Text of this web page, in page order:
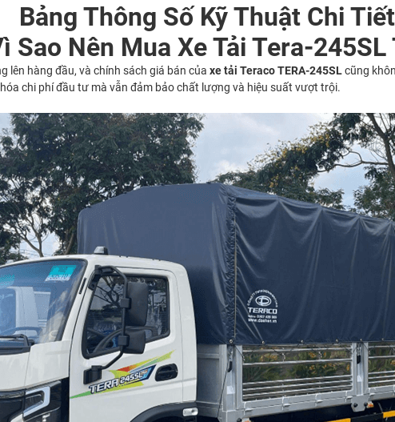
Bảng Thông Số Kỹ Thuật Chi
Sao Nên Mua Xe Tải Tera-245SL
lên hàng đầu, và chính sách giá bán của xe tải Teraco TERA-245SLcũng
chi phí đầu tư mà vẫn đảm bảo chất lượng và hiệu suất vượt trội.